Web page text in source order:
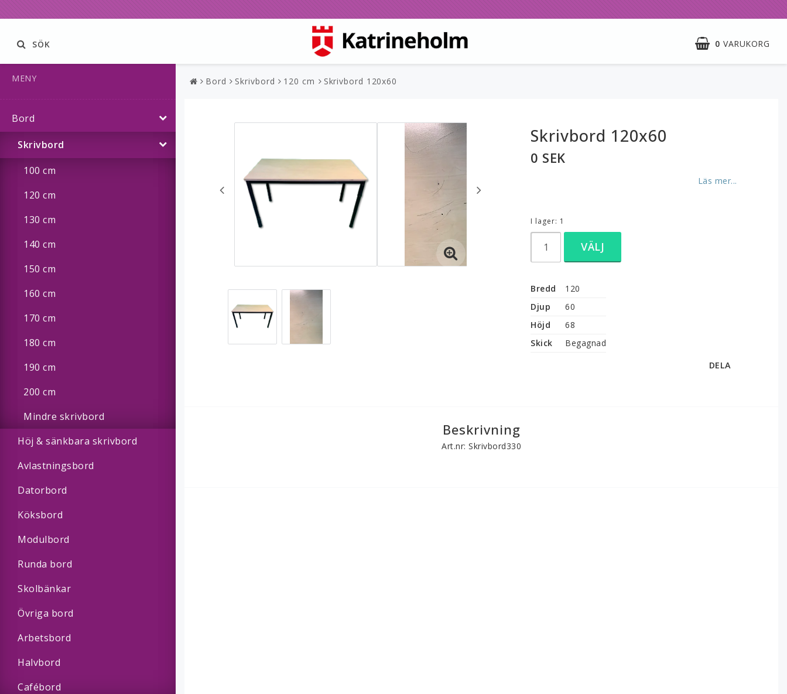
0 VARUKORG
SÖK
MENY
Bord
Skrivbord
100 cm
120 cm
130 cm
140 cm
150 cm
160 cm
170 cm
180 cm
190 cm
200 cm
Mindre skrivbord
Höj & sänkbara skrivbord
Avlastningsbord
Datorbord
Köksbord
Modulbord
Runda bord
Skolbänkar
Övriga bord
Arbetsbord
Halvbord
Cafébord
Bord Skrivbord 120 cm Skrivbord 120x60
Skrivbord 120x60
0 SEK
Läs mer...
I lager: 1
VÄLJ
Bredd
120
Djup
60
Höjd
68
Skick
Begagnad
DELA
Beskrivning
Art.nr: Skrivbord330